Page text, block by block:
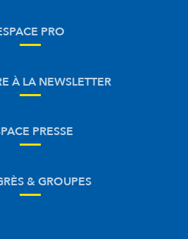
PRO
À LA NEWSLETTER
PRESSE
& GROUPES